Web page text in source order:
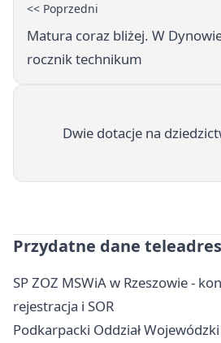
<< Poprzedni
Matura coraz bliżej. W
rocznik technikum
Dwie dotacje na
Przydatne dane
SP ZOZ MSWiA w Rzeszowie -
rejestracja i SOR
Podkarpacki Oddział